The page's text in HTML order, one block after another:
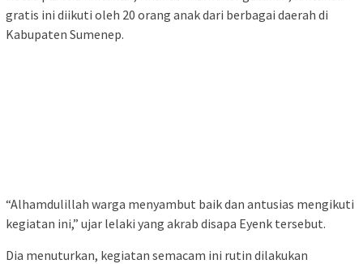
gratis ini diikuti oleh 20 orang anak dari berbagai daerah di
Kabupaten Sumenep.
“Alhamdulillah warga menyambut baik dan antusias mengikuti
kegiatan ini,” ujar lelaki yang akrab disapa Eyenk tersebut.
Dia menuturkan, kegiatan semacam ini rutin dilakukan